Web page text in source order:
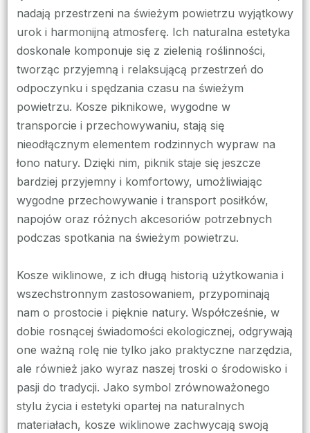
nadają przestrzeni na świeżym powietrzu wyjątkowy
urok i harmonijną atmosferę. Ich naturalna estetyka
doskonale komponuje się z zielenią roślinności,
tworząc przyjemną i relaksującą przestrzeń do
odpoczynku i spędzania czasu na świeżym
powietrzu. Kosze piknikowe, wygodne w
transporcie i przechowywaniu, stają się
nieodłącznym elementem rodzinnych wypraw na
łono natury. Dzięki nim, piknik staje się jeszcze
bardziej przyjemny i komfortowy, umożliwiając
wygodne przechowywanie i transport posiłków,
napojów oraz różnych akcesoriów potrzebnych
podczas spotkania na świeżym powietrzu.
Kosze wiklinowe, z ich długą historią użytkowania i
wszechstronnym zastosowaniem, przypominają
nam o prostocie i pięknie natury. Współcześnie, w
dobie rosnącej świadomości ekologicznej, odgrywają
one ważną rolę nie tylko jako praktyczne narzędzia,
ale również jako wyraz naszej troski o środowisko i
pasji do tradycji. Jako symbol zrównoważonego
stylu życia i estetyki opartej na naturalnych
materiałach, kosze wiklinowe zachwycają swoją